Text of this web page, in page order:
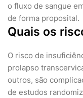
o fluxo de sangue
de forma proposital.
Quais os
O risco de
prolapso
outros, são
de estudos